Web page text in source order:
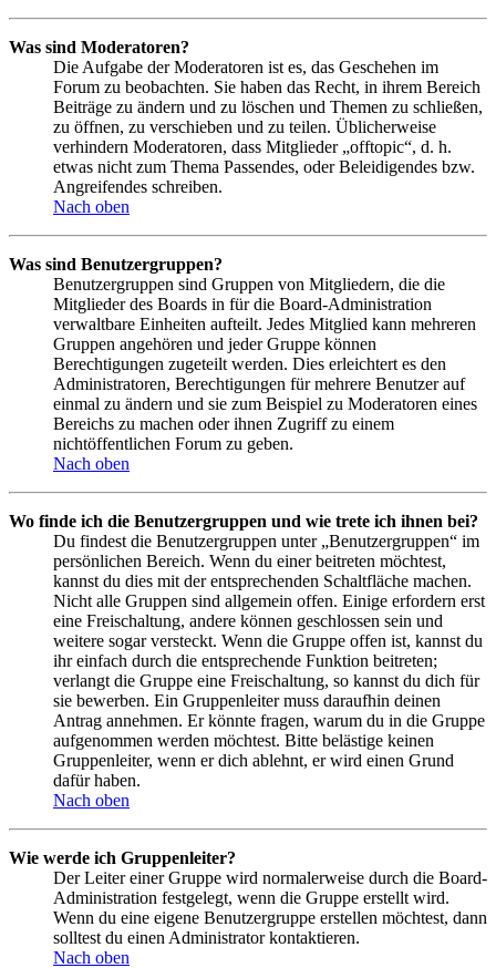
Was sind Moderatoren?
Die Aufgabe der Moderatoren ist es, das Geschehen im
Forum zu beobachten. Sie haben das Recht, in ihrem Bereich
Beiträge zu ändern und zu löschen und Themen zu schließen,
zu öffnen, zu verschieben und zu teilen. Üblicherweise
verhindern Moderatoren, dass Mitglieder „offtopic“, d. h.
etwas nicht zum Thema Passendes, oder Beleidigendes bzw.
Angreifendes schreiben.
Nach oben
Was sind Benutzergruppen?
Benutzergruppen sind Gruppen von Mitgliedern, die die
Mitglieder des Boards in für die Board-Administration
verwaltbare Einheiten aufteilt. Jedes Mitglied kann mehreren
Gruppen angehören und jeder Gruppe können
Berechtigungen zugeteilt werden. Dies erleichtert es den
Administratoren, Berechtigungen für mehrere Benutzer auf
einmal zu ändern und sie zum Beispiel zu Moderatoren eines
Bereichs zu machen oder ihnen Zugriff zu einem
nichtöffentlichen Forum zu geben.
Nach oben
Wo finde ich die Benutzergruppen und wie trete ich ihnen bei?
Du findest die Benutzergruppen unter „Benutzergruppen“ im
persönlichen Bereich. Wenn du einer beitreten möchtest,
kannst du dies mit der entsprechenden Schaltfläche machen.
Nicht alle Gruppen sind allgemein offen. Einige erfordern erst
eine Freischaltung, andere können geschlossen sein und
weitere sogar versteckt. Wenn die Gruppe offen ist, kannst du
ihr einfach durch die entsprechende Funktion beitreten;
verlangt die Gruppe eine Freischaltung, so kannst du dich für
sie bewerben. Ein Gruppenleiter muss daraufhin deinen
Antrag annehmen. Er könnte fragen, warum du in die Gruppe
aufgenommen werden möchtest. Bitte belästige keinen
Gruppenleiter, wenn er dich ablehnt, er wird einen Grund
dafür haben.
Nach oben
Wie werde ich Gruppenleiter?
Der Leiter einer Gruppe wird normalerweise durch die Board-
Administration festgelegt, wenn die Gruppe erstellt wird.
Wenn du eine eigene Benutzergruppe erstellen möchtest, dann
solltest du einen Administrator kontaktieren.
Nach oben